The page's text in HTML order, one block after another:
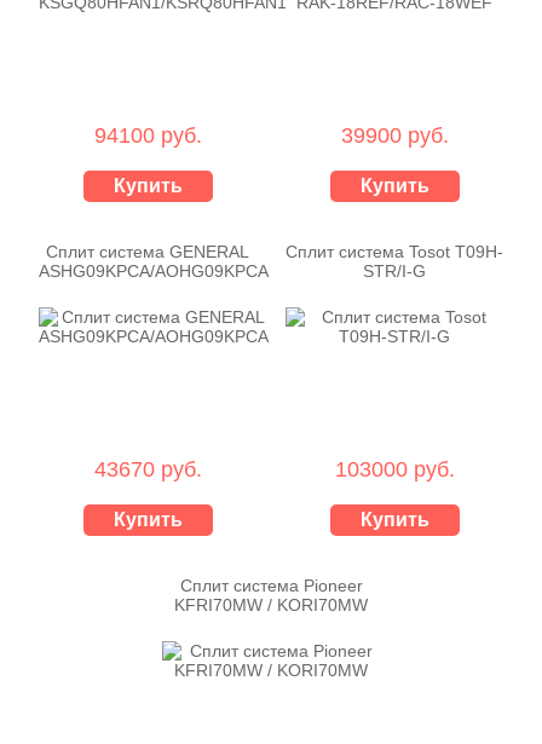
94100 руб.
Купить
39900 руб.
Купить
Сплит система GENERAL
ASHG09KPCA/AOHG09KPCA
43670 руб.
Купить
Сплит система Tosot T09H-
STR/I-G
103000 руб.
Купить
Сплит система Pioneer
KFRI70MW / KORI70MW